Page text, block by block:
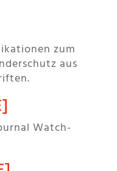
zum
aus
Watch-